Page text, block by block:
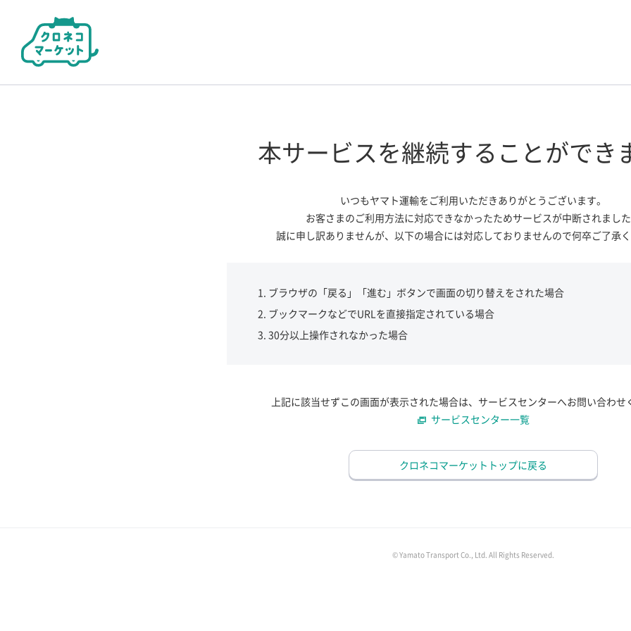
本サービスを継続する ことができ
いつもヤマト運輸をご利用いただきありがとうございます。
お客さまのご利用方法に対応できなかったためサービスが中断されました
誠に申し訳ありませんが、 以下の場合には対応しておりませんので何卒ご了承く
ブラウザの「戻る」「進む」ボタンで画面の切り替えをされた場合
ブックマークなどでURLを直接指定されている場合
30分以上操作されなかった場合
上記に該当せずこの画面が表示された場合は、サービスセンターへお問い合わせ
サービスセンター一覧
クロネコマーケットトップに戻る
© Yamato Transport Co., Ltd. All Rights Reserved.